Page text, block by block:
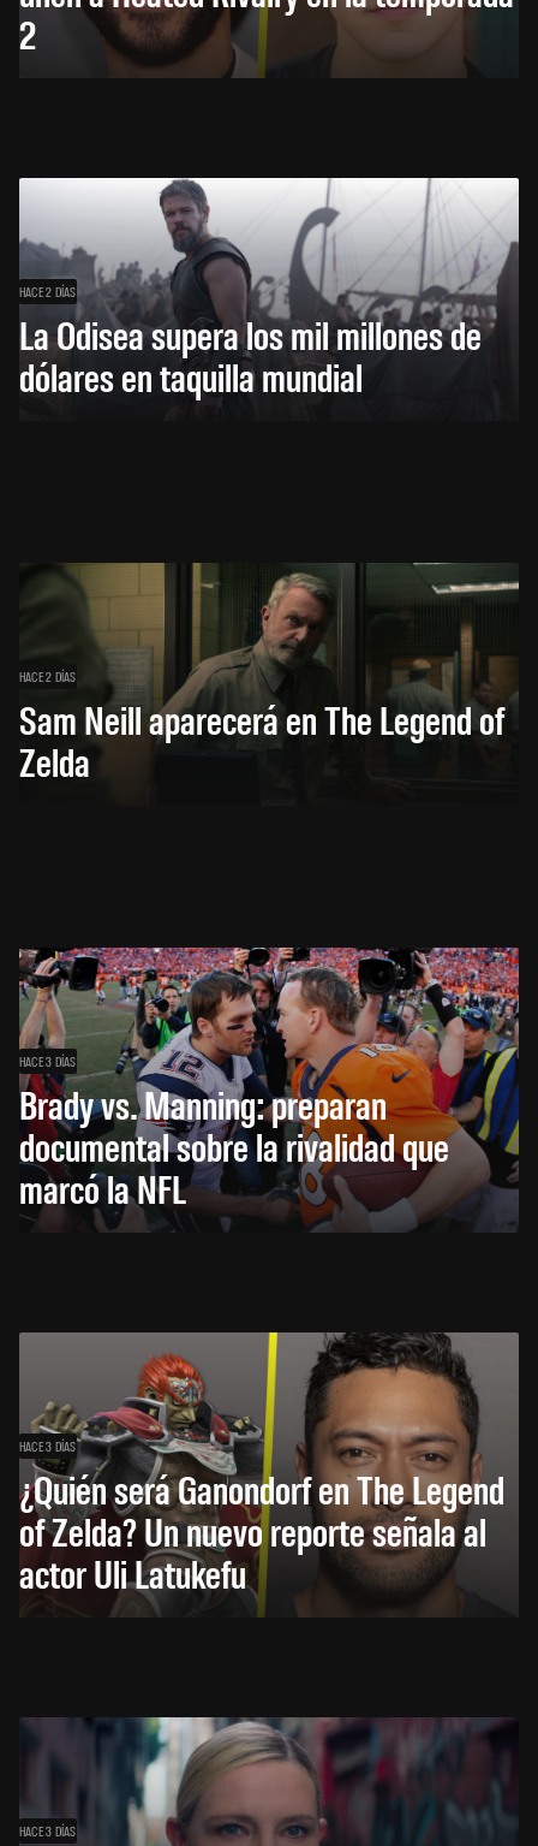
2
HACE 2 DÍAS
La Odisea supera los mil millones de
dólares en taquilla mundial
HACE 2 DÍAS
Sam Neill aparecerá en The Legend of
Zelda
HACE 3 DÍAS
Brady vs. Manning: preparan
documental sobre la rivalidad que
marcó la NFL
HACE 3 DÍAS
¿Quién será Ganondorf en The Legend
of Zelda? Un nuevo reporte señala al
actor Uli Latukefu
HACE 3 DÍAS